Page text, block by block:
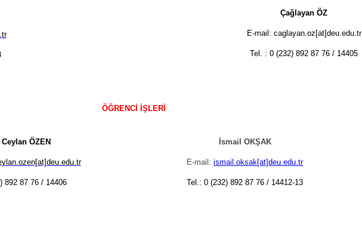
Çağlayan ÖZ
E-mail: caglayan.oz[at]deu.edu.tr
Tel. : 0 (232) 892 87 76 / 14405
ÖĞRENCİ İŞLERİ
ÖZEN
892 87 76 / 14406
İsmail OKŞAK
E-mail: ismail.oksak[at]deu.edu.tr
Tel.: 0 (232) 892 87 76 / 14412-13